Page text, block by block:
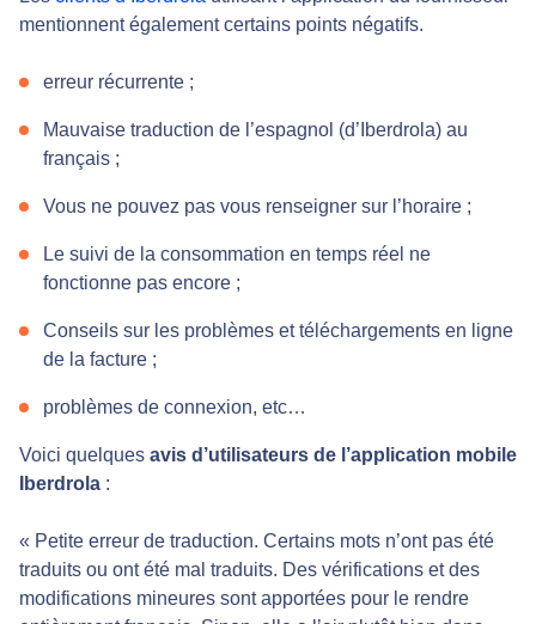
mentionnent également certains points négatifs.
erreur récurrente ;
Mauvaise traduction de l’espagnol (d’Iberdrola) au
français ;
Vous ne pouvez pas vous renseigner sur l’horaire ;
Le suivi de la consommation en temps réel ne
fonctionne pas encore ;
Conseils sur les problèmes et téléchargements en ligne
de la facture ;
problèmes de connexion, etc…
Voici quelques avis d’utilisateurs de l’application mobile
Iberdrola :
« Petite erreur de traduction. Certains mots n’ont pas été
traduits ou ont été mal traduits. Des vérifications et des
modifications mineures sont apportées pour le rendre